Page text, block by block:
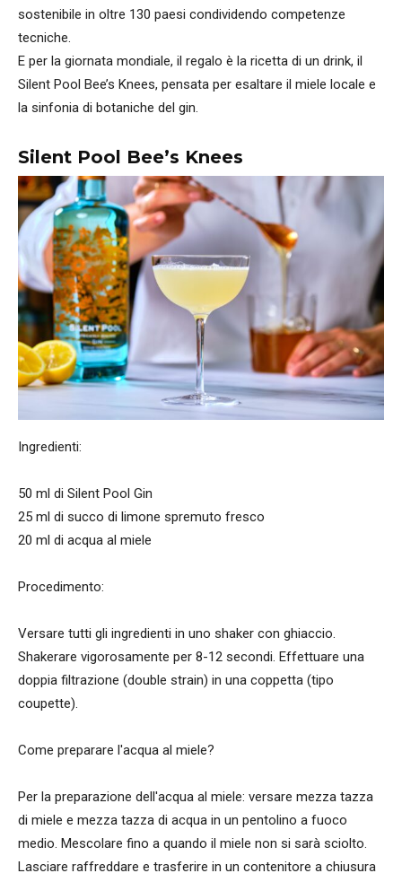
sostenibile in oltre 130 paesi condividendo competenze
tecniche.
E per la giornata mondiale, il regalo è la ricetta di un drink, il
Silent Pool Bee’s Knees, pensata per esaltare il miele locale e
la sinfonia di botaniche del gin.
Silent Pool Bee’s Knees
Ingredienti:
50 ml di Silent Pool Gin
25 ml di succo di limone spremuto fresco
20 ml di acqua al miele
Procedimento:
Versare tutti gli ingredienti in uno shaker con ghiaccio.
Shakerare vigorosamente per 8-12 secondi. Effettuare una
doppia filtrazione (double strain) in una coppetta (tipo
coupette).
Come preparare l'acqua al miele?
Per la preparazione dell'acqua al miele: versare mezza tazza
di miele e mezza tazza di acqua in un pentolino a fuoco
medio. Mescolare fino a quando il miele non si sarà sciolto.
Lasciare raffreddare e trasferire in un contenitore a chiusura